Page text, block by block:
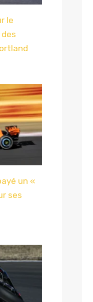
le
un «
ses